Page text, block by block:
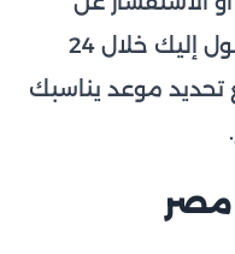
أعطال أوليمبيك. نسعى للوصول إليك خلال 24
تحديد موعد يناسبك
مصر